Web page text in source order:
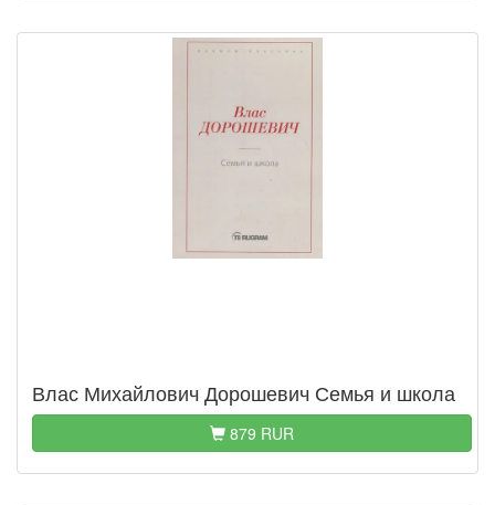
Влас Михайлович Дорошевич Семья и школа
879 RUR